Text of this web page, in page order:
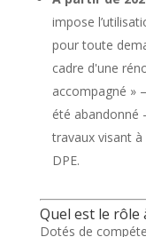
impose
pour toute
cadre d'une
accompagné »
été abandonné
travaux visant à
DPE.
Quel est le rôle
Dotés de